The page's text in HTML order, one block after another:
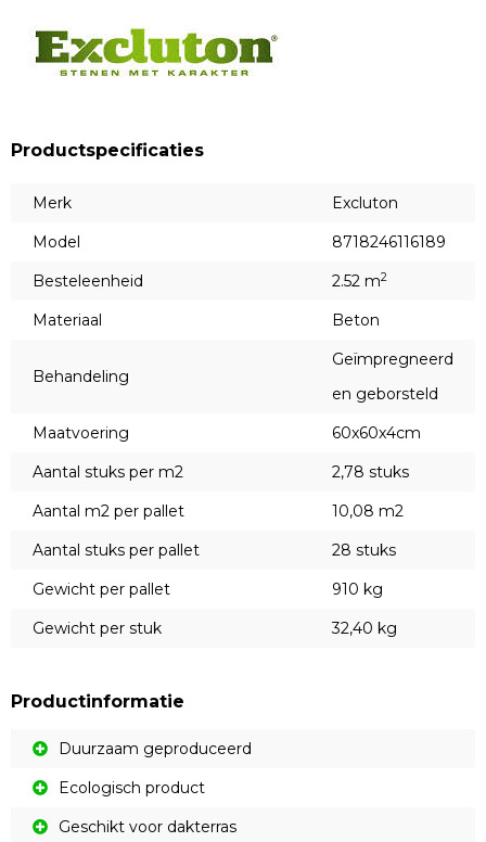
Productspecificaties
Merk
Excluton
Model
8718246116189
Besteleenheid
2.52 m2
Materiaal Beton
Behandeling
Geïmpregneerd
en geborsteld
Maatvoering
60x60x4cm
Aantal stuks per m2
2,78 stuks
Aantal m2 per pallet
10,08 m2
Aantal stuks per pallet
28 stuks
Gewicht per pallet
910 kg
Gewicht per stuk
32,40 kg
Productinformatie
Duurzaam geproduceerd
Ecologisch product
Geschikt voor dakterras